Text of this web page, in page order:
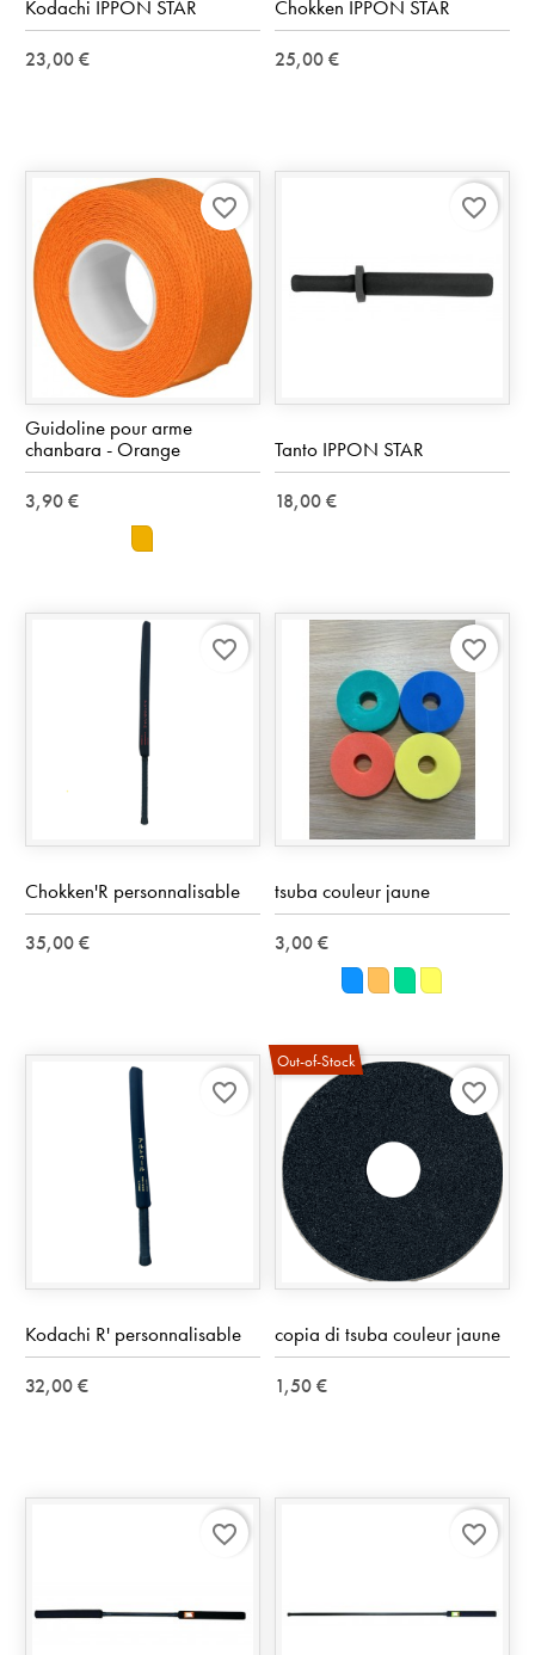
Kodachi IPPON STAR
23,00 €
Chokken IPPON STAR
25,00 €
Guidoline pour arme
chanbara - Orange
3,90 €
favorite_border
Tanto IPPON STAR
18,00 €
favorite_border
Chokken'R personnalisable
35,00 €
favorite_border
tsuba couleur jaune
3,00 €
Bleu
Orange
Vert
favorite_border
Kodachi R' personnalisable
32,00 €
favorite_border
Out-of-Stock
copia di tsuba couleur jaune
1,50 €
favorite_border
favorite_border favorite_border